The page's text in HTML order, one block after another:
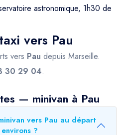
astronomique, 1h30 de
vers Pau
vers Pau depuis Marseille.
30 29 04.
— minivan à Pau
vers Pau au départ
?